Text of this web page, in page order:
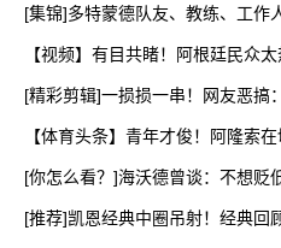
[集锦]多特蒙德队友、教练、工作
【视频】有目共睹！阿根廷民众
[精彩剪辑]一损损一串！网友恶搞
【体育头条】青年才俊！阿隆索
[你怎么看？]海沃德曾谈：不想贬
[推荐]凯恩经典中圈吊射！经典回